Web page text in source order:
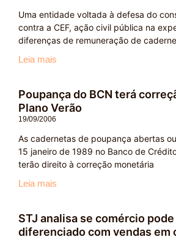
Uma entidade voltada à defesa do
contra a CEF, ação civil pública na
diferenças de remuneração de
Leia mais
Poupança do BCN terá
Plano Verão
19/09/2006
As cadernetas de poupança abertas
15 janeiro de 1989 no Banco de
terão direito à correção monetária
Leia mais
STJ analisa se comércio
diferenciado com vendas em